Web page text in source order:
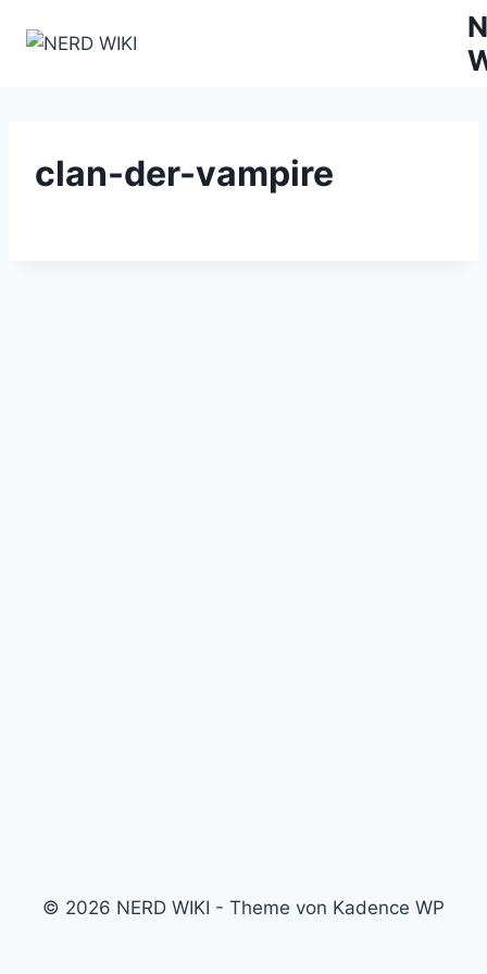
Inhalt
clan-der-vampire
© 2026 NERD WIKI - Theme von Kadence WP